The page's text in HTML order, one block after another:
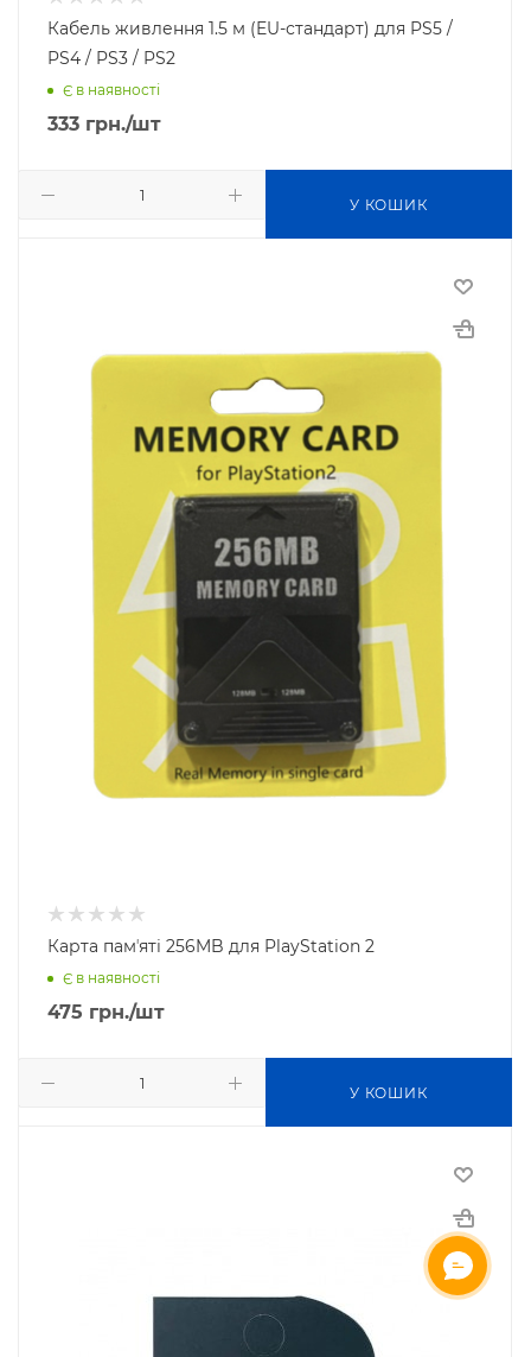
Кабель живлення 1.5 м (EU-стандарт) для PS5 /
PS4 / PS3 / PS2
Є в наявності
333 грн./шт
У КОШИК
Карта памʼяті 256MB для PlayStation 2
Є в наявності
475 грн./шт
У КОШИК
ОНЛАЙН ЧАТ